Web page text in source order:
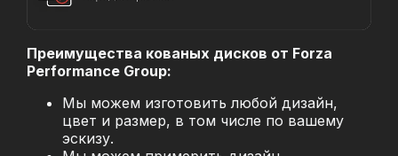
Преимущества кованых дисков от Forza
Performance Group:
Мы можем изготовить любой дизайн,
цвет и размер, в том числе по вашему
эскизу.